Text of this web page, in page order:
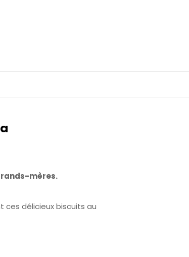
mères.
ces délicieux biscuits au